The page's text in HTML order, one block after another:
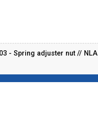
- Spring adjuster nut // NLA